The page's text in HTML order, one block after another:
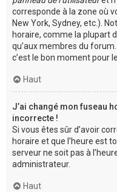
corresponde à la zone où
New York, Sydney, etc.).
horaire, comme la plupart
qu’aux membres du
c’est le bon moment pour
Haut
J’ai changé mon fuseau
incorrecte !
Si vous êtes sûr d’avoir
horaire et que l’heure est
serveur ne soit pas à
administrateur.
Haut